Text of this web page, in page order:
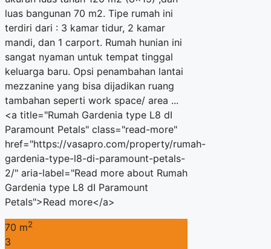
luas bangunan 70 m2. Tipe rumah ini
terdiri dari : 3 kamar tidur, 2 kamar
mandi, dan 1 carport. Rumah hunian ini
sangat nyaman untuk tempat tinggal
keluarga baru. Opsi penambahan lantai
mezzanine yang bisa dijadikan ruang
tambahan seperti work space/ area ...
<a title="Rumah Gardenia type L8 dI
Paramount Petals" class="read-more"
href="https://vasapro.com/property/rumah-
gardenia-type-l8-di-paramount-petals-
2/" aria-label="Read more about Rumah
Gardenia type L8 dI Paramount
Petals">Read more</a>
70 m2
3